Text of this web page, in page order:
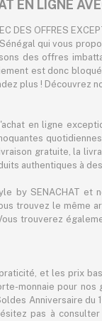
EN LIGNE
DES OFFRES
qui vous
des offres
est donc
plus ! Découvrez
en ligne
gratuite, la
authentiques à
by SENACHAT
trouvez le même
trouverez
et les prix
monnaie pour
Anniversaire
pas à